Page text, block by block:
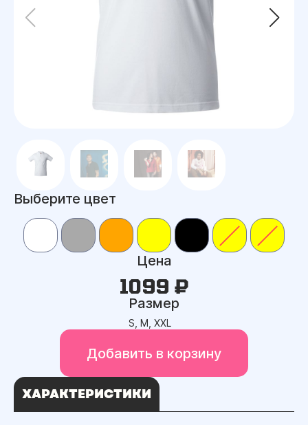
Выберите цвет
Цена
1099 ₽
Размер
S, M, XXL
Добавить в корзину
ХАРАКТЕРИСТИКИ